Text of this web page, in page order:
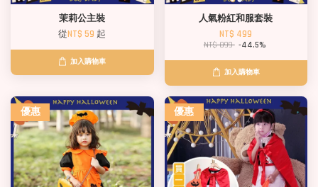
茉莉公主裝
從NT$ 59 起
加入購物車
人氣粉紅和服套裝
NT$ 499
NT$ 899 -44.5%
加入購物車
優惠 優惠